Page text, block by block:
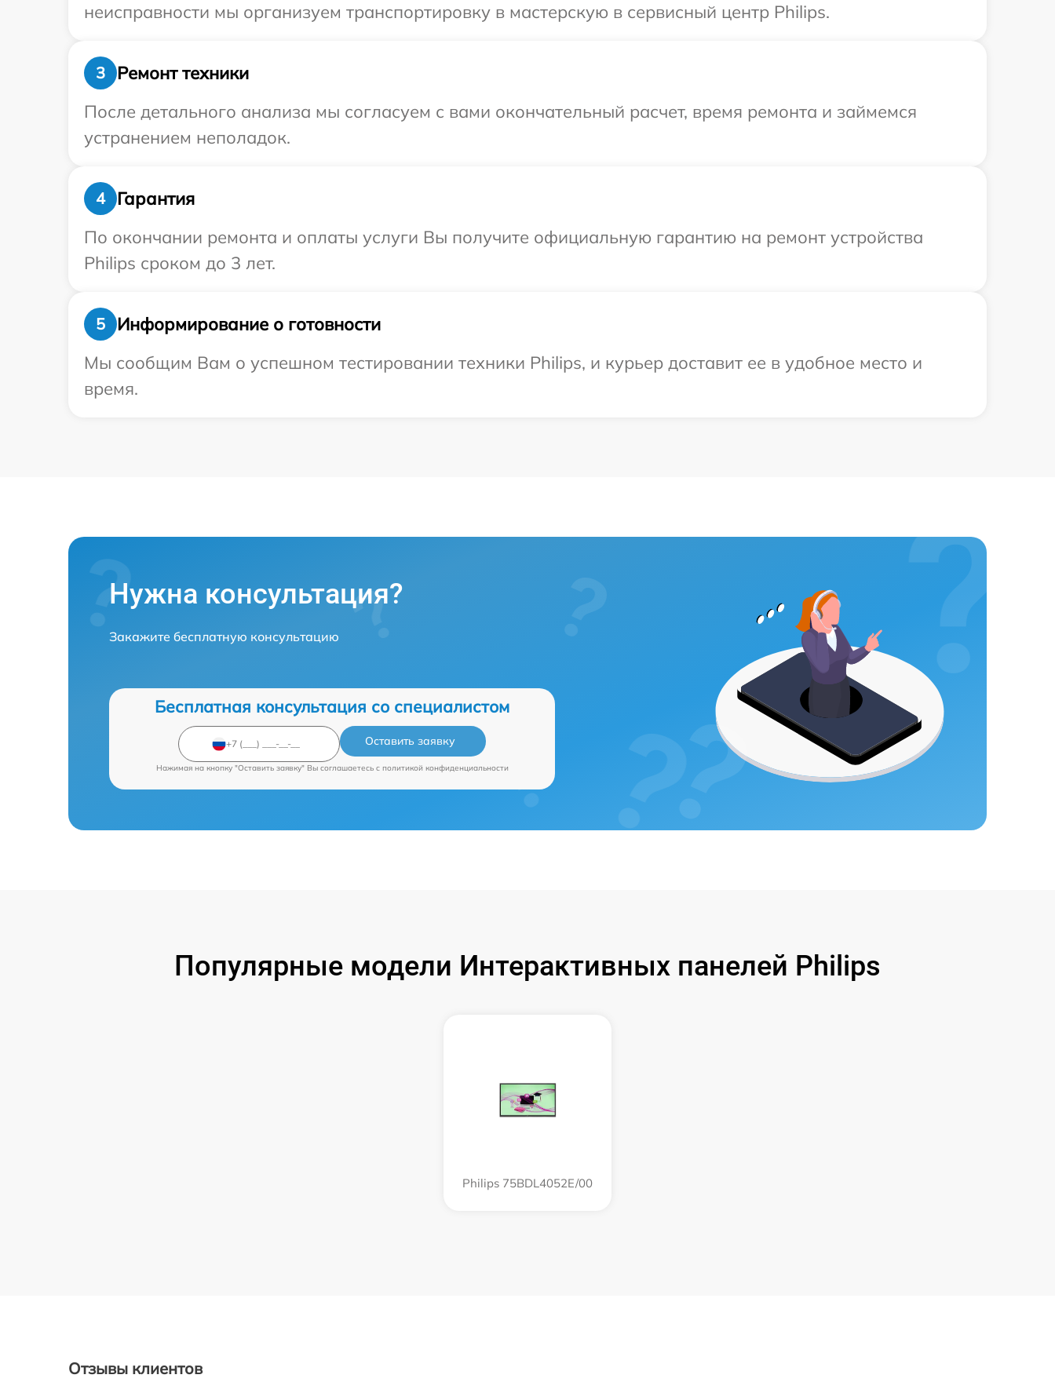
неисправности мы организуем транспортировку в мастерскую в сервисный центр Philips.
3
Ремонт техники
После детального анализа мы согласуем с вами окончательный расчет, время ремонта и займемся
устранением неполадок.
4
Гарантия
По окончании ремонта и оплаты услуги Вы получите официальную гарантию на ремонт устройства
Philips сроком до 3 лет.
5
Информирование о готовности
Мы сообщим Вам о успешном тестировании техники Philips, и курьер доставит ее в удобное место и
время.
Нужна консультация?
Закажите бесплатную консультацию
Бесплатная консультация со специалистом
Оставить заявку
Нажимая на кнопку "Оставить заявку" Вы соглашаетесь c политикой конфиденциальности
Популярные модели Интерактивных панелей Philips
Philips 75BDL4052E/00
Отзывы клиентов